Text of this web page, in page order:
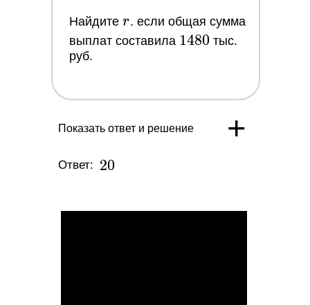
Найдите r
r. если общая сумма
выплат составила 1480
1480 тыс.
руб.
Показать ответ и решение +
Ответ: 20
20